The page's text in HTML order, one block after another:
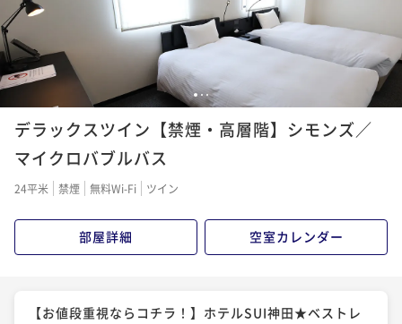
2名 ¥ 20,995 ~
123
デラックスツイン【禁煙・高層階】シモンズ／
マイクロバブルバス
24平米 禁煙 無料Wi-Fi ツイン
部屋詳細 空室カレンダー
【お値段重視ならコチラ！】ホテルSUI神田★ベストレ